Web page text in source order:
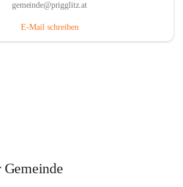
gemeinde@prigglitz.at
E-Mail schreiben